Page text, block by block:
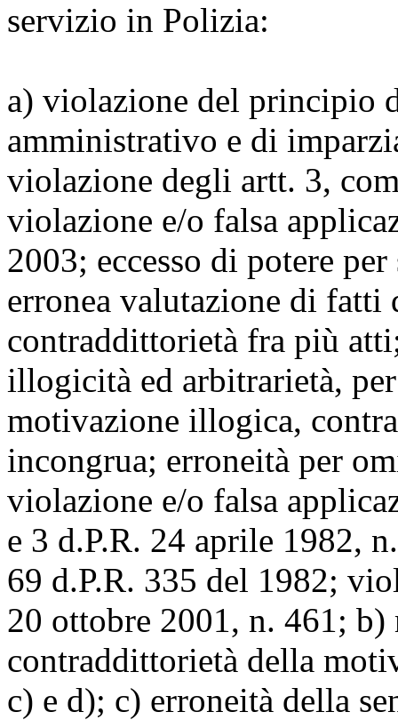
servizio in Polizia:
a) violazione del principio
amministrativo e di
violazione degli artt. 3,
violazione e/o falsa
2003; eccesso di potere
erronea valutazione di
contraddittorietà fra più
illogicità ed arbitrarietà,
motivazione illogica,
incongrua; erroneità per
violazione e/o falsa
e 3 d.P.R. 24 aprile 1982,
69 d.P.R. 335 del 1982;
20 ottobre 2001, n. 461;
contraddittorietà della
c) e d); c) erroneità della